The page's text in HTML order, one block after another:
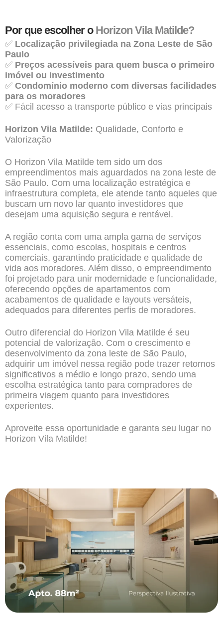
Por que escolher o Horizon Vila Matilde?
✅ Localização privilegiada na Zona Leste de São
Paulo
✅ Preços acessíveis para quem busca o primeiro
imóvel ou investimento
✅ Condomínio moderno com diversas facilidades
para os moradores
✅ Fácil acesso a transporte público e vias principais
Horizon Vila Matilde: Qualidade, Conforto e
Valorização
O Horizon Vila Matilde tem sido um dos
empreendimentos mais aguardados na zona leste de
São Paulo. Com uma localização estratégica e
infraestrutura completa, ele atende tanto aqueles que
buscam um novo lar quanto investidores que
desejam uma aquisição segura e rentável.
A região conta com uma ampla gama de serviços
essenciais, como escolas, hospitais e centros
comerciais, garantindo praticidade e qualidade de
vida aos moradores. Além disso, o empreendimento
foi projetado para unir modernidade e funcionalidade,
oferecendo opções de apartamentos com
acabamentos de qualidade e layouts versáteis,
adequados para diferentes perfis de moradores.
Outro diferencial do Horizon Vila Matilde é seu
potencial de valorização. Com o crescimento e
desenvolvimento da zona leste de São Paulo,
adquirir um imóvel nessa região pode trazer retornos
significativos a médio e longo prazo, sendo uma
escolha estratégica tanto para compradores de
primeira viagem quanto para investidores
experientes.
Aproveite essa oportunidade e garanta seu lugar no
Horizon Vila Matilde!